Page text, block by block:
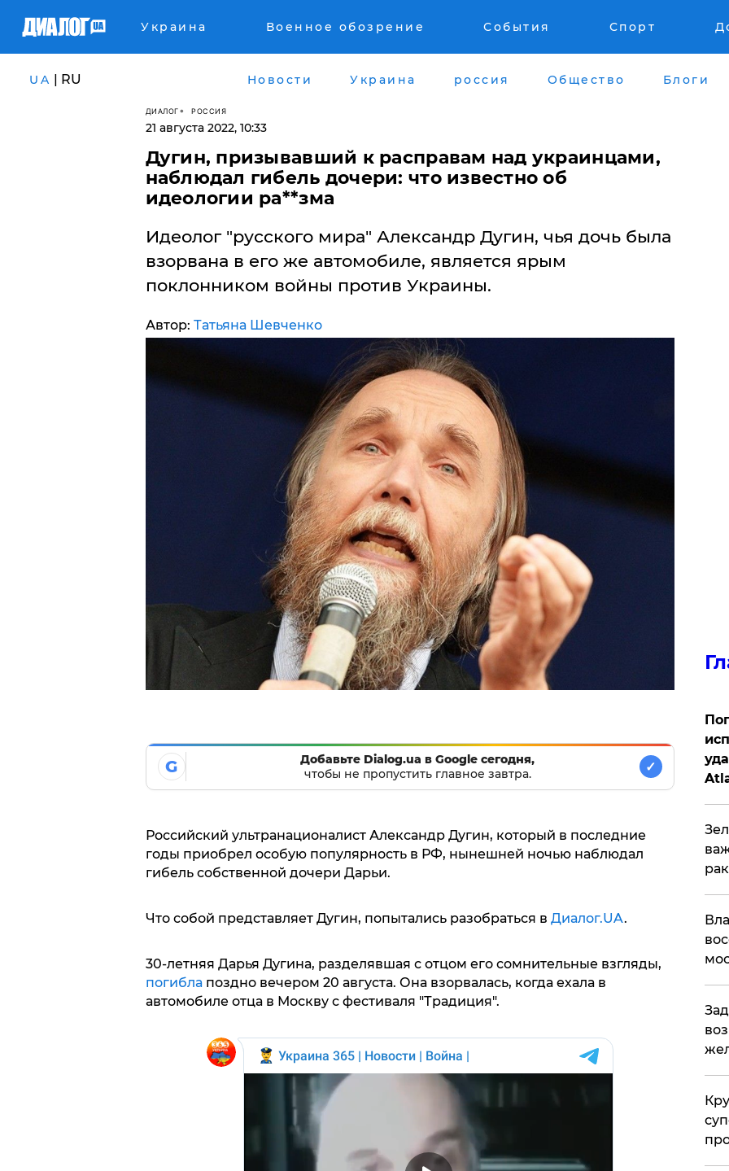
Украина Военное обозрение События Спорт
UA | RU Новости Украина россия Общество Блоги
ДИАЛОГ РОССИЯ
21 августа 2022, 10:33
​Дугин, призывавший к расправам над украинцами,
наблюдал гибель дочери: что известно об
идеологии ра**зма
Идеолог "русского мира" Александр Дугин, чья дочь была
взорвана в его же автомобиле, является ярым
поклонником войны против Украины.
Автор: Татьяна Шевченко
G
Добавьте Dialog.ua в Google сегодня,
чтобы не пропустить главное завтра.
✓
Российский ультранационалист Александр Дугин, который в последние
годы приобрел особую популярность в РФ, нынешней ночью наблюдал
гибель собственной дочери Дарьи.
Что собой представляет Дугин, попытались разобраться в Диалог.UA.
30-летняя Дарья Дугина, разделявшая с отцом его сомнительные взгляды,
погиблапоздно вечером 20 августа. Она взорвалась, когда ехала в
автомобиле отца в Москву с фестиваля "Традиция".